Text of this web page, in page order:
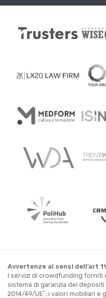
Avvertenze ai sensi dell’art
I servizi di crowdfunding forniti
sistema di garanzia dei
2014/49/UE*; i valori mobiliari e